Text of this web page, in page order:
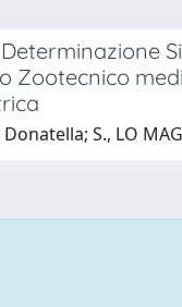
Zootecnico
S., LO